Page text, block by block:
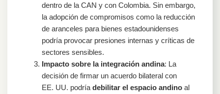
dentro de la CAN y con Colombia. Sin embargo,
la adopción de compromisos como la reducción
de aranceles para bienes estadounidenses
podría provocar presiones internas y críticas de
sectores sensibles.
Impacto sobre la integración andina: La
decisión de firmar un acuerdo bilateral con
EE. UU. podría debilitar el espacio andino al